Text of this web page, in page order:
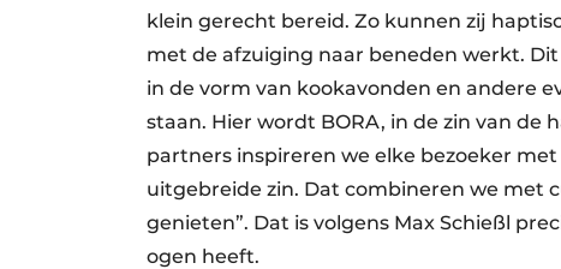
klein gerecht bereid. Zo kunnen zij
met de afzuiging naar beneden werkt.
in de vorm van kookavonden en andere
staan. Hier wordt BORA, in de zin van de
partners inspireren we elke bezoeker
uitgebreide zin. Dat combineren we met
genieten”. Dat is volgens Max Schießl
ogen heeft.